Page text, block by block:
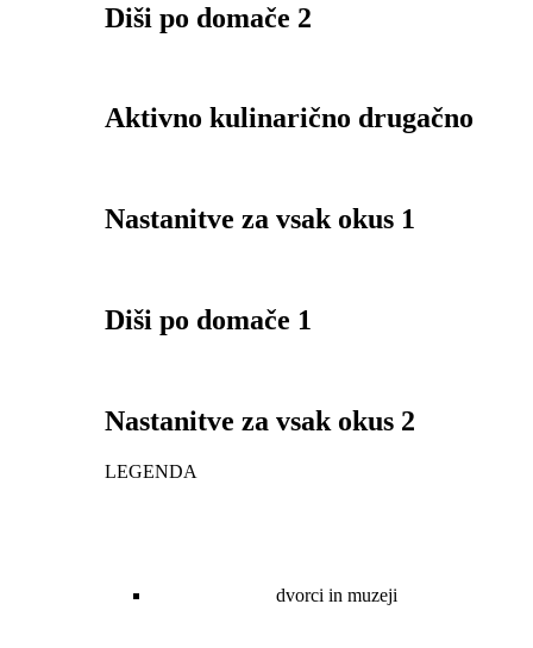
Diši po domače 2
Aktivno kulinarično drugačno
Nastanitve za vsak okus 1
Diši po domače 1
Nastanitve za vsak okus 2
LEGENDA
dvorci in muzeji